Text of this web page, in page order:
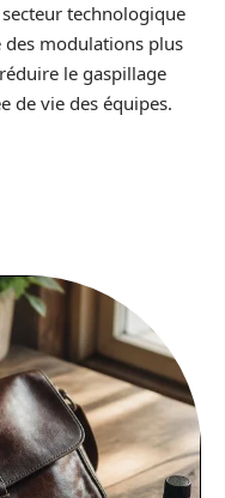
technologique
modulations plus
le gaspillage
de vie des équipes.